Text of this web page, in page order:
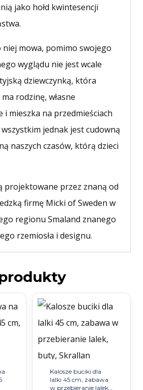
jako hołd kwintesencji
mowa, pomimo swojego
wyglądu nie jest wcale
dziewczynką, która
rodzinę, własne
i mieszka na przedmieściach
jednak jest cudowną
naszych czasów, którą dzieci
projektowane przez znaną od
firmę Micki of Sweden w
regionu Smaland znanego
rzemiosła i designu.
Kalosze buciki dla
lalki 45 cm, zabawa
w przebieranie lalek,